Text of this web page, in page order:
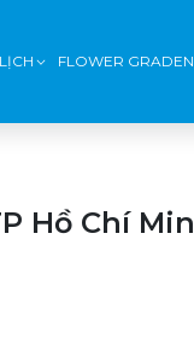
FLOWER GRADEN
Hồ Chí